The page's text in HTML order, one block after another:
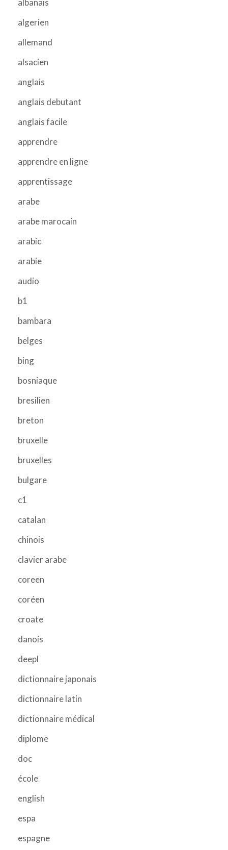
algerien
allemand
alsacien
anglais
anglais debutant
anglais facile
apprendre
apprendre en ligne
apprentissage
arabe
arabe marocain
arabic
arabie
audio
b1
bambara
belges
bing
bosniaque
bresilien
breton
bruxelle
bruxelles
bulgare
c1
catalan
chinois
clavier arabe
coreen
coréen
croate
danois
deepl
dictionnaire japonais
dictionnaire latin
dictionnaire médical
diplome
doc
école
english
espa
espagne